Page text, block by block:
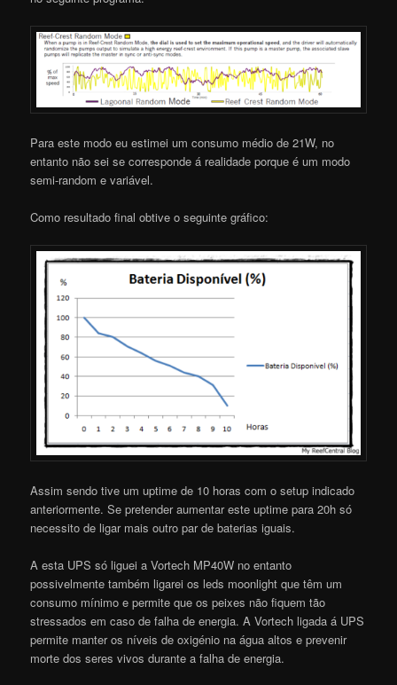
Para este modo eu estimei um consumo médio de 21W, no
entanto não sei se corresponde á realidade porque é um modo
semi-random e variável.
Como resultado final obtive o seguinte gráfico:
Assim sendo tive um uptime de 10 horas com o setup indicado
anteriormente. Se pretender aumentar este uptime para 20h só
necessito de ligar mais outro par de baterias iguais.
A esta UPS só liguei a Vortech MP40W no entanto
possivelmente também ligarei os leds moonlight que têm um
consumo mínimo e permite que os peixes não fiquem tão
stressados em caso de falha de energia. A Vortech ligada á UPS
permite manter os níveis de oxigénio na água altos e prevenir
morte dos seres vivos durante a falha de energia.